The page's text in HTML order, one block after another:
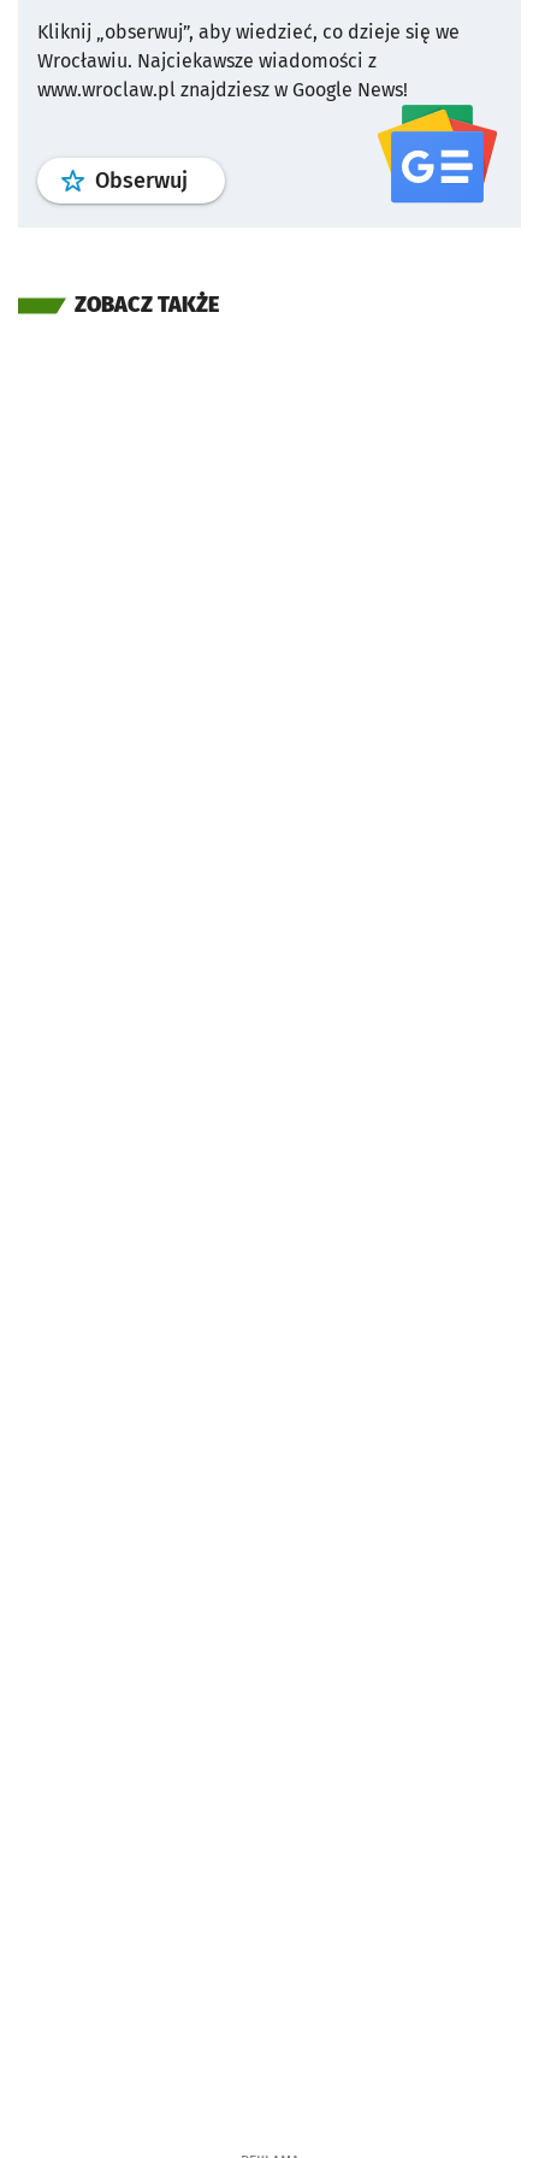
Kliknij „obserwuj”, aby wiedzieć, co dzieje się we
Wrocławiu. Najciekawsze wiadomości z
www.wroclaw.pl znajdziesz w Google News!
Obserwuj profil serwisu
ZOBACZ TAKŻE